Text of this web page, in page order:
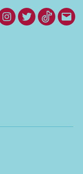
Instagram
TwitterTikTok